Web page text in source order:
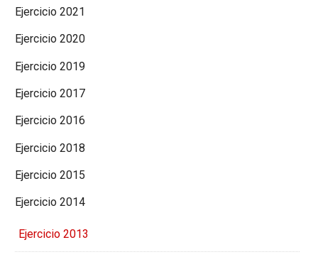
Ejercicio 2021
Ejercicio 2020
Ejercicio 2019
Ejercicio 2017
Ejercicio 2016
Ejercicio 2018
Ejercicio 2015
Ejercicio 2014
Ejercicio 2013